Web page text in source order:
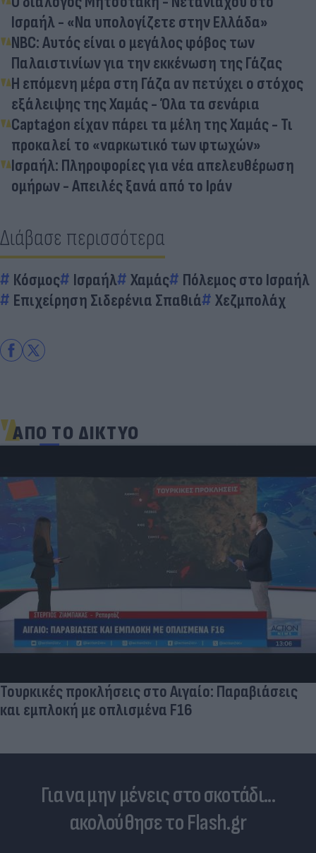
Ισραήλ - «Να υπολογίζετε στην Ελλάδα»
NBC: Αυτός είναι ο μεγάλος φόβος των
Παλαιστινίων για την εκκένωση της Γάζας
Η επόμενη μέρα στη Γάζα αν πετύχει ο στόχος
εξάλειψης της Χαμάς - Όλα τα σενάρια
Captagon είχαν πάρει τα μέλη της Χαμάς - Τι
προκαλεί το «ναρκωτικό των φτωχών»
Ισραήλ: Πληροφορίες για νέα απελευθέρωση
ομήρων - Απειλές ξανά από το Ιράν
Διάβασε περισσότερα
Κόσμος Ισραήλ Χαμάς
Πόλεμος στο Ισραήλ
Επιχείρηση Σιδερένια Σπαθιά
Χεζμπολάχ
ΑΠΟ ΤΟ ΔΙΚΤΥΟ
Τουρκικές προκλήσεις στο Αιγαίο: Παραβιάσεις
και εμπλοκή με οπλισμένα F16
Για να μην μένεις στο σκοτάδι...
ακολούθησε το Flash.gr